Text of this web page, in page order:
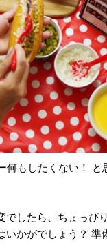
何もしたくない！
でしたら、ちょっぴ
いかがでしょう？ 準